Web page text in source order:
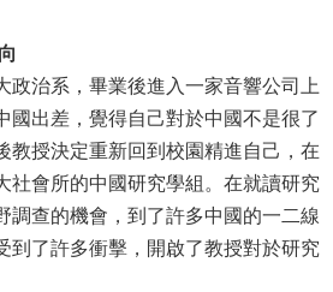
政治系，畢業後進入一家音響公司上
國出差，覺得自己對於中國不是很了
教授決定重新回到校園精進自己，在
社會所的中國研究學組。在就讀研究
調查的機會，到了許多中國的一二線
到了許多衝擊，開啟了教授對於研究